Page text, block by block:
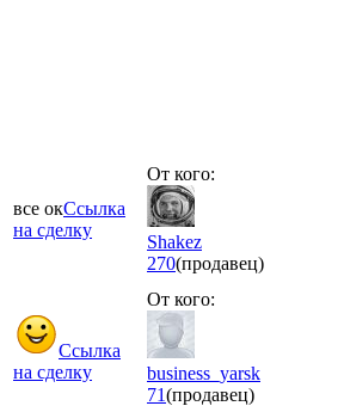
все окСсылка
на сделку
От кого:
Shakez
270(продавец)
Ссылка
на сделку
От кого:
business_yarsk
71(продавец)